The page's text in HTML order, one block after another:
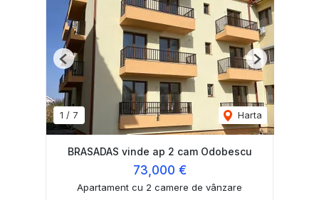
1 / 7 Harta
Previous Next
BRASADAS vinde ap 2 cam Odobescu
73,000 €
Apartament cu 2 camere de vânzare